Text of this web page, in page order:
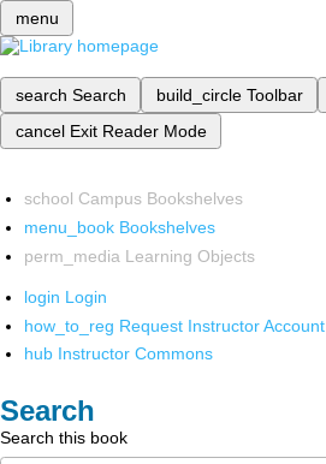
menu
search Search build_circle Toolbar
cancel Exit Reader Mode
school Campus Bookshelves
menu_book Bookshelves
perm_media Learning Objects
login Login
how_to_reg Request Instructor Account
hub Instructor Commons
Search
Search this book